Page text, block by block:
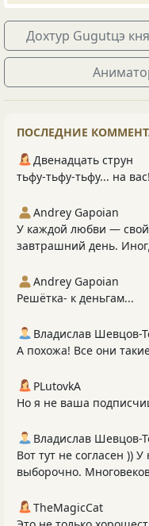
Дохтур Gugutцэ
ПОСЛЕДНИЕ
Двенадцать струн
тьфу-тьфу-тьфу... на
Andrey Gapoian
У каждой любви —
завтрашний день.
Andrey Gapoian
Решётка- к деньгам...
Владислав Шевцов-
А похожа! Все они
PLutоvkА
Но я не ваша
Владислав Шевцов-
Вот тут не согласен ))
выборочно.
TheMagicCat